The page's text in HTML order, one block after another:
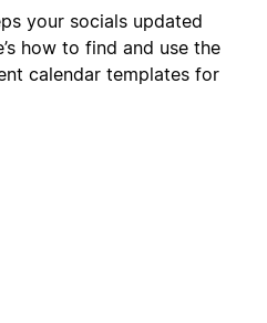
your socials updated
how to find and use the
calendar templates for